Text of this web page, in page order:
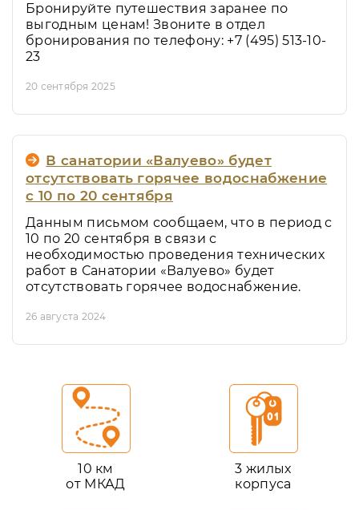
Бронируйте путешествия заранее по
выгодным ценам! Звоните в отдел
бронирования по телефону: +7 (495) 513-10-
23
20 сентября 2025
В санатории «Валуево» будет
отсутствовать горячее водоснабжение
с 10 по 20 сентября
Данным письмом сообщаем, что в период с
10 по 20 сентября в связи с
необходимостью проведения технических
работ в Санатории «Валуево» будет
отсутствовать горячее водоснабжение.
26 августа 2024
10 км
от МКАД
3 жилых
корпуса